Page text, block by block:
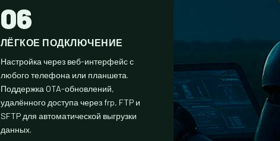
06
ЛЁГКОЕ ПОДКЛЮЧЕНИЕ
Настройка через веб-интерфейс с
любого телефона или планшета.
Поддержка OTA-обновлений,
удалённого доступа через frp, FTP и
SFTP для автоматической выгрузки
данных.